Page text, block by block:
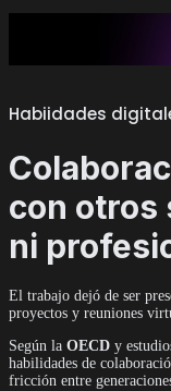
Habiidades
con otros
ni
El trabajo dejó de ser
proyectos y reuniones
Según la OECD y
habilidades de
fricción entre